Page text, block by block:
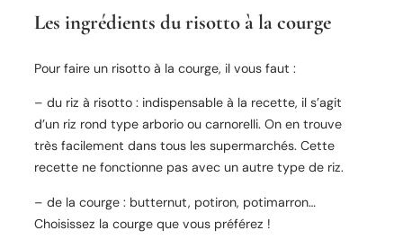
Les ingrédients du risotto à la courge
Pour faire un risotto à la courge, il vous faut :
– du riz à risotto : indispensable à la recette, il s’agit
d’un riz rond type arborio ou carnorelli. On en trouve
très facilement dans tous les supermarchés. Cette
recette ne fonctionne pas avec un autre type de riz.
– de la courge : butternut, potiron, potimarron…
Choisissez la courge que vous préférez !